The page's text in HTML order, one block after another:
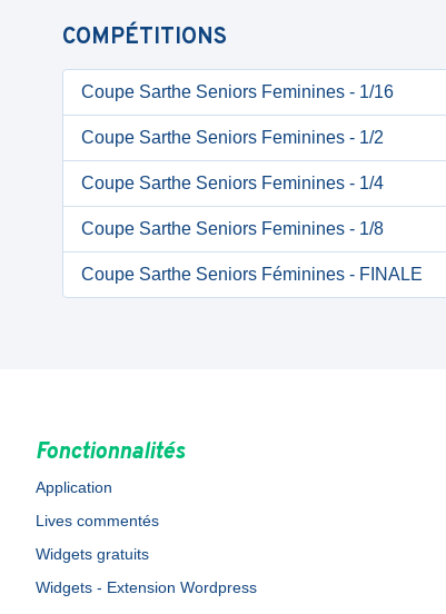
COMPÉTITIONS
Coupe Sarthe Seniors Feminines - 1/16
Coupe Sarthe Seniors Feminines - 1/2
Coupe Sarthe Seniors Feminines - 1/4
Coupe Sarthe Seniors Feminines - 1/8
Coupe Sarthe Seniors Féminines - FINALE
Fonctionnalités
Application
Lives commentés
Widgets gratuits
Widgets - Extension Wordpress